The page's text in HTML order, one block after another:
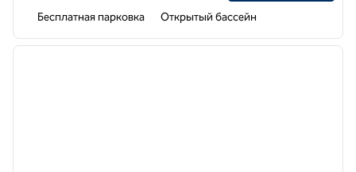
Бесплатная парковка Открытый бассейн
1 из 11